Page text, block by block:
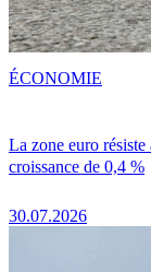
La zone euro
croissance de 0,4 %
30.07.2026
ÉCONOMIE